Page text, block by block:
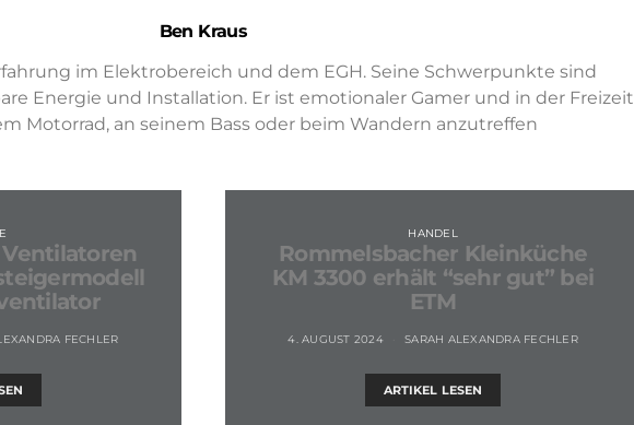
Ben Kraus
im Elektrobereich und dem EGH. Seine Schwerpunkte sind
Energie und Installation. Er ist emotionaler Gamer und in der Freizeit
Motorrad, an seinem Bass oder beim Wandern anzutreffen
FECHLER
HANDEL
Rommelsbacher Kleinküche
KM 3300 erhält “sehr gut” bei
ETM
4. AUGUST 2024 SARAH ALEXANDRA FECHLER
ARTIKEL LESEN